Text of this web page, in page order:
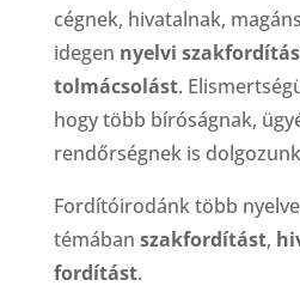
cégnek, hivatalnak,
idegen nyelvi
tolmácsolást.
hogy több bíróságnak,
rendőrségnek is
Fordítóirodánk több
témában szakfordítást,
fordítást.